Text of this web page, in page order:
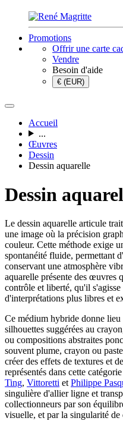
Promotions
Offrir une carte
Vendre
Besoin d'aide
€ (EUR)
Accueil
...
Œuvres
Dessin
Dessin aquarelle
Dessin
Le dessin aquarelle articule
une image où la précision
couleur. Cette méthode exige
spontanéité fluide, permettant
conservant une atmosphère
aquarelle présente des œuvres
contrôle et liberté, qu'il
d'interprétations plus libres et
Ce médium hybride donne lieu
silhouettes suggérées au
ou compositions abstraites
souvent plume, crayon ou
créer des effets de textures et
représentés dans cette
Ting, Vittoretti etPhilippe
singulière d'allier ligne et
collectionneurs par son
visuelle, et par la singularité de